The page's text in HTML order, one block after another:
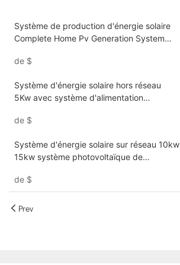
Système de production d'énergie solaire
Complete Home Pv Generation System
de $
Système d'énergie solaire hors réseau
5Kw avec système d'alimentation
de $
Système d'énergie solaire sur réseau 10kw
15kw système photovoltaïque de
de $
Prev